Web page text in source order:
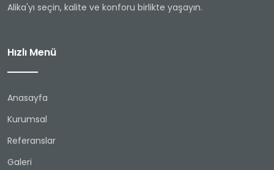
Alika'yı seçin, kalite ve konforu birlikte yaşayın.
Hızlı Menü
Anasayfa
Kurumsal
Referanslar
Galeri